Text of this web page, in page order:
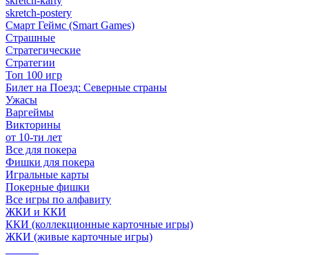
skretch-postery
Смарт Геймс (Smart Games)
Страшные
Стратегические
Стратегии
Топ 100 игр
Билет на Поезд: Северные страны
Ужасы
Варгеймы
Викторины
от 10-ти лет
Все для покера
Фишки для покера
Игральные карты
Покерные фишки
Все игры по алфавиту
ЖКИ и ККИ
ККИ (коллекционные карточные игры)
ЖКИ (живые карточные игры)